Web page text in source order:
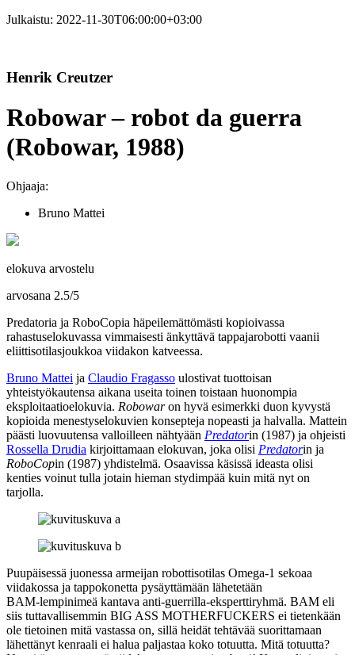
Julkaistu: 2022-11-30T06:00:00+03:00
Henrik Creutzer
Robowar – robot da guerra
(Robowar, 1988)
Ohjaaja:
Bruno Mattei
elokuva arvostelu
arvosana 2.5/5
Predatoria ja RoboCopia häpeilemättömästi kopioivassa
rahastuselokuvassa vimmaisesti änkyttävä tappajarobotti vaanii
eliittisotilasjoukkoa viidakon katveessa.
Bruno Mattei ja Claudio Fragasso ulostivat tuottoisan
yhteistyökautensa aikana useita toinen toistaan huonompia
eksploitaatioelokuvia. Robowaron hyvä esimerkki duon kyvystä
kopioida menestyselokuvien konsepteja nopeasti ja halvalla. Mattein
päästi luovuutensa valloilleen nähtyään Predatorin (1987) ja ohjeisti
Rossella Drudia kirjoittamaan elokuvan, joka olisi Predatorin ja
RoboCopin (1987) yhdistelmä. Osaavissa käsissä ideasta olisi
kenties voinut tulla jotain hieman stydimpää kuin mitä nyt on
tarjolla.
Puupäisessä juonessa armeijan robottisotilas Omega-1 sekoaa
viidakossa ja tappokonetta pysäyttämään lähetetään
BAM‑lempinimeä kantava anti-guerrilla-eksperttiryhmä. BAM eli
siis tuttavallisemmin BIG ASS MOTHERFUCKERS ei tietenkään
ole tietoinen mitä vastassa on, sillä heidät tehtävää suorittamaan
lähettänyt kenraali ei halua paljastaa koko totuutta. Mitä totuutta?